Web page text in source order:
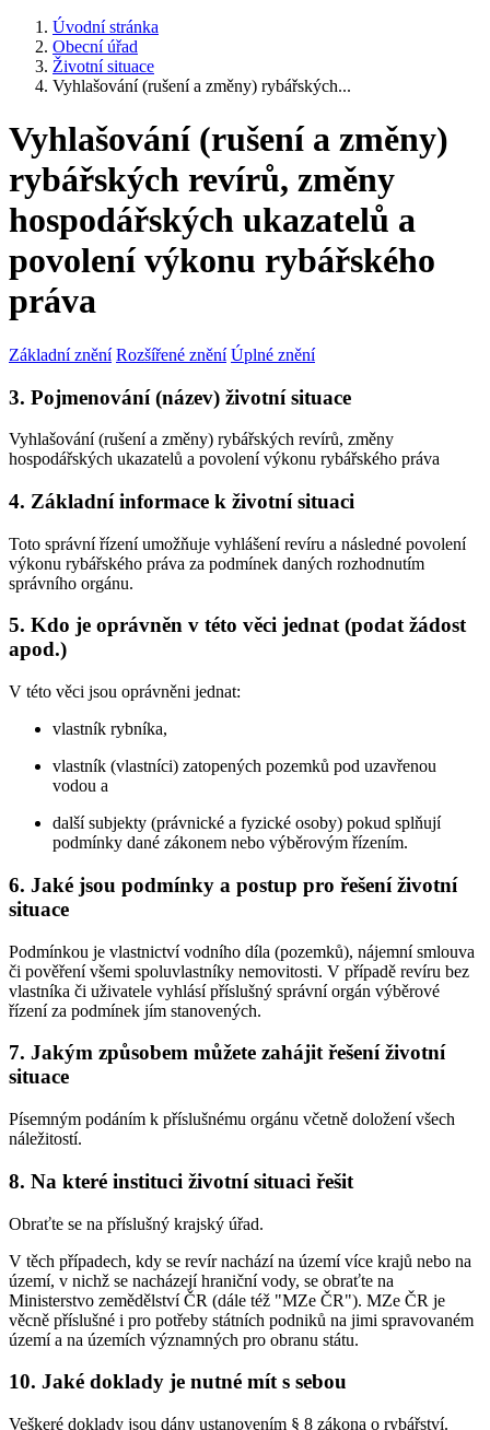
Úvodní stránka
Obecní úřad
Životní situace
Vyhlašování (rušení a změny) rybářských...
Vyhlašování (rušení a změny)
rybářských revírů, změny
hospodářských ukazatelů a
povolení výkonu rybářského
práva
Základní znění Rozšířené znění Úplné znění
3. Pojmenování (název) životní situace
Vyhlašování (rušení a změny) rybářských revírů, změny
hospodářských ukazatelů a povolení výkonu rybářského práva
4. Základní informace k životní situaci
Toto správní řízení umožňuje vyhlášení revíru a následné povolení
výkonu rybářského práva za podmínek daných rozhodnutím
správního orgánu.
5. Kdo je oprávněn v této věci jednat (podat žádost
apod.)
V této věci jsou oprávněni jednat:
vlastník rybníka,
vlastník (vlastníci) zatopených pozemků pod uzavřenou
vodou a
další subjekty (právnické a fyzické osoby) pokud splňují
podmínky dané zákonem nebo výběrovým řízením.
6. Jaké jsou podmínky a postup pro řešení životní
situace
Podmínkou je vlastnictví vodního díla (pozemků), nájemní smlouva
či pověření všemi spoluvlastníky nemovitosti. V případě revíru bez
vlastníka či uživatele vyhlásí příslušný správní orgán výběrové
řízení za podmínek jím stanovených.
7. Jakým způsobem můžete zahájit řešení životní
situace
Písemným podáním k příslušnému orgánu včetně doložení všech
náležitostí.
8. Na které instituci životní situaci řešit
Obraťte se na příslušný krajský úřad.
V těch případech, kdy se revír nachází na území více krajů nebo na
území, v nichž se nacházejí hraniční vody, se obraťte na
Ministerstvo zemědělství ČR (dále též "MZe ČR"). MZe ČR je
věcně příslušné i pro potřeby státních podniků na jimi spravovaném
území a na územích významných pro obranu státu.
10. Jaké doklady je nutné mít s sebou
Veškeré doklady jsou dány ustanovením § 8 zákona o rybářství.